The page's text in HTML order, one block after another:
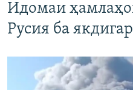
Идомаи
Русия ба якдигар